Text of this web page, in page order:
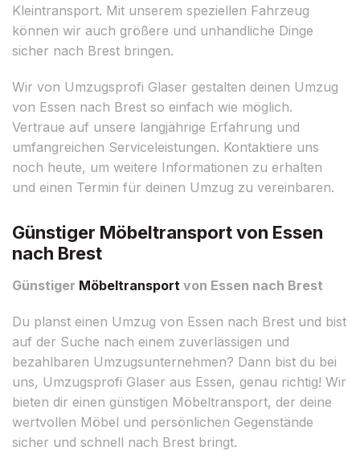
Kleintransport. Mit unserem speziellen Fahrzeug
können wir auch größere und unhandliche Dinge
sicher nach Brest bringen.
Wir von Umzugsprofi Glaser gestalten deinen Umzug
von Essen nach Brest so einfach wie möglich.
Vertraue auf unsere langjährige Erfahrung und
umfangreichen Serviceleistungen. Kontaktiere uns
noch heute, um weitere Informationen zu erhalten
und einen Termin für deinen Umzug zu vereinbaren.
Günstiger Möbeltransport von Essen
nach Brest
Günstiger Möbeltransport von Essen nach Brest
Du planst einen Umzug von Essen nach Brest und bist
auf der Suche nach einem zuverlässigen und
bezahlbaren Umzugsunternehmen? Dann bist du bei
uns, Umzugsprofi Glaser aus Essen, genau richtig! Wir
bieten dir einen günstigen Möbeltransport, der deine
wertvollen Möbel und persönlichen Gegenstände
sicher und schnell nach Brest bringt.